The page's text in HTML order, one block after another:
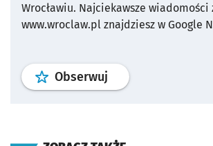
Wrocławiu. Najciekawsze wiadomości
www.wroclaw.pl znajdziesz w Google
Obserwuj profil